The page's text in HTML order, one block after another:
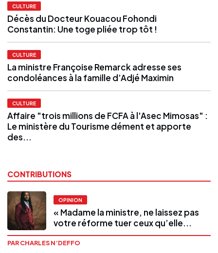
CULTURE
Décès du Docteur Kouacou Fohondi
Constantin: Une toge pliée trop tôt !
CULTURE
La ministre Françoise Remarck adresse ses
condoléances à la famille d’Adjé Maximin
CULTURE
Affaire "trois millions de FCFA à l'Asec Mimosas" :
Le ministère du Tourisme dément et apporte
des...
CONTRIBUTIONS
OPINION
« Madame la ministre, ne laissez pas
votre réforme tuer ceux qu’elle...
PAR CHARLES N’DEFFO